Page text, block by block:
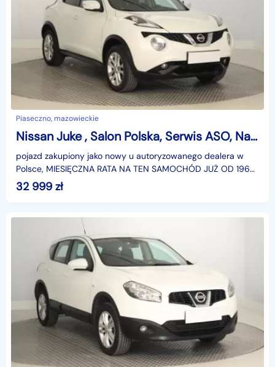
Piaseczno, mazowieckie
Nissan Juke , Salon Polska, Serwis ASO, Navi, Klimatronic, Tempomat
pojazd zakupiony jako nowy u autoryzowanego dealera w
Polsce, MIESIĘCZNA RATA NA TEN SAMOCHÓD JUŻ OD 196
PLN*Podana w ogłoszeniu lokalizacja pojazdu jest aktua
32 999 zł